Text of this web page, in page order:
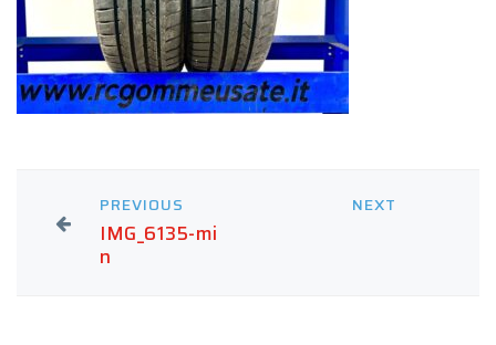
PREVIOUS
IMG_6135-mi
n
NEXT